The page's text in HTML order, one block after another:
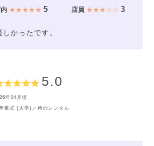
★★★★★ 5 店員 ★★★☆☆3
かったです。
5.0
年04月頃
業式 (大学)／袴のレンタル